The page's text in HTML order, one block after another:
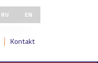
RU EN
Kontakt